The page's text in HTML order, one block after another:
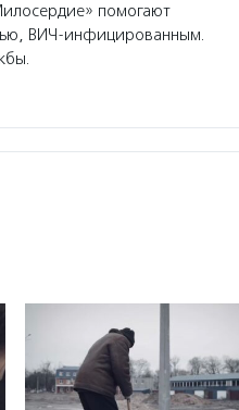
помогают
ВИЧ-инфицированным.